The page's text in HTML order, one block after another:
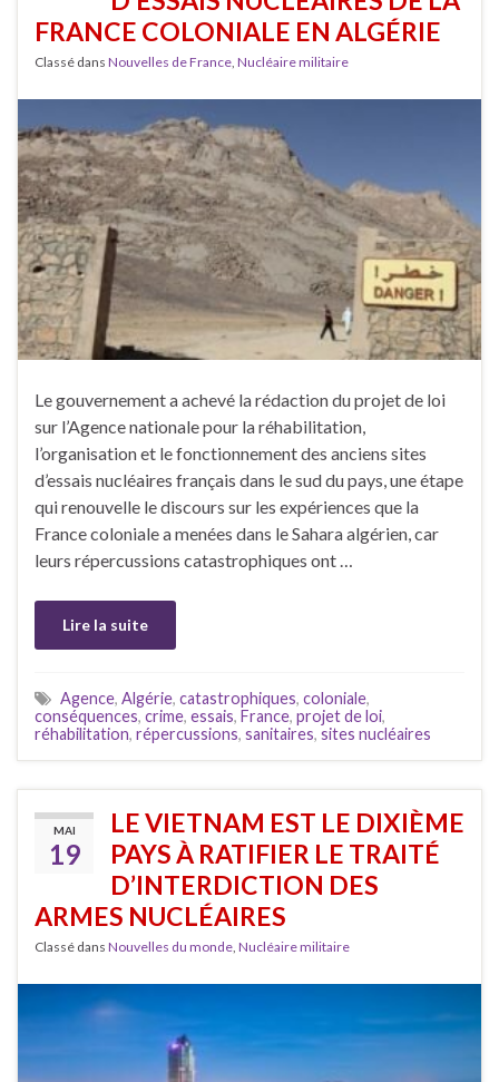
FRANCE COLONIALE EN ALGÉRIE
Classé dans Nouvelles de France Nucléaire militaire
Le gouvernement a achevé la rédaction du projet de loi
sur l’Agence nationale pour la réhabilitation,
l’organisation et le fonctionnement des anciens sites
d’essais nucléaires français dans le sud du pays, une étape
qui renouvelle le discours sur les expériences que la
France coloniale a menées dans le Sahara algérien, car
leurs répercussions catastrophiques ont …
Lire la suite
Agence, Algérie, catastrophiques, coloniale,
conséquences, crime, essais, France, projet de loi,
réhabilitation, répercussions, sanitaires, sites nucléaires
MAI
19
LE VIETNAM EST LE DIXIÈME
PAYS À RATIFIER LE TRAITÉ
D’INTERDICTION DES
ARMES NUCLÉAIRES
Classé dans Nouvelles du monde, Nucléaire militaire